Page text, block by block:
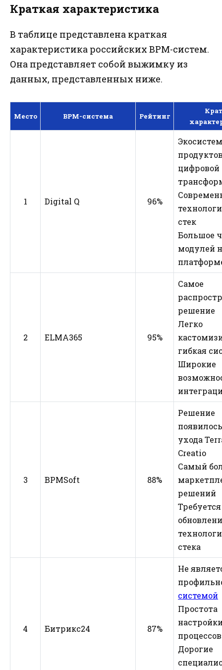
Краткая характеристика
В таблице представлена краткая
характеристика российских BPM-систем.
Она представляет собой выжимку из
данных, представленных ниже.
Место BPM-система Рейтинг
1 Digital Q 96%
цифровой
стек
Большое
модулей
2 ELMA365 95%
Самое
решение
Легко
гибкая
Широкие
3 BPMSoft 88%
Решение
ухода
Creatio
Самый
решений
Требуется
стека
4 Битрикс24 87%
Не
системой
Простота
процессов
Дорогие